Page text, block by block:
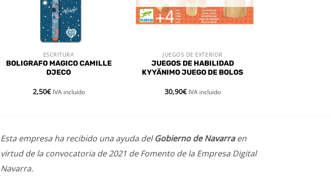
VISTA RÁPIDA
ESCRITURA
BOLIGRAFO MAGICO CAMILLE
DJECO
2,50€ IVA incluido
VISTA RÁPIDA
JUEGOS DE EXTERIOR
JUEGOS DE HABILIDAD
KYYÄNIMO JUEGO DE BOLOS
30,90€ IVA incluido
Esta empresa ha recibido una ayuda delGobierno de Navarraen
virtud de la convocatoria de 2021 de Fomento de la Empresa Digital
Navarra.